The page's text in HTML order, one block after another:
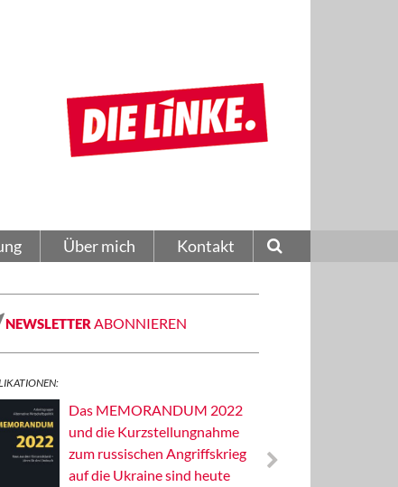
Über mich Kontakt
NEWSLETTER ABONNIEREN
Das MEMORANDUM 2022
und die Kurzstellungnahme
zum russischen Angriffskrieg
auf die Ukraine sind heute